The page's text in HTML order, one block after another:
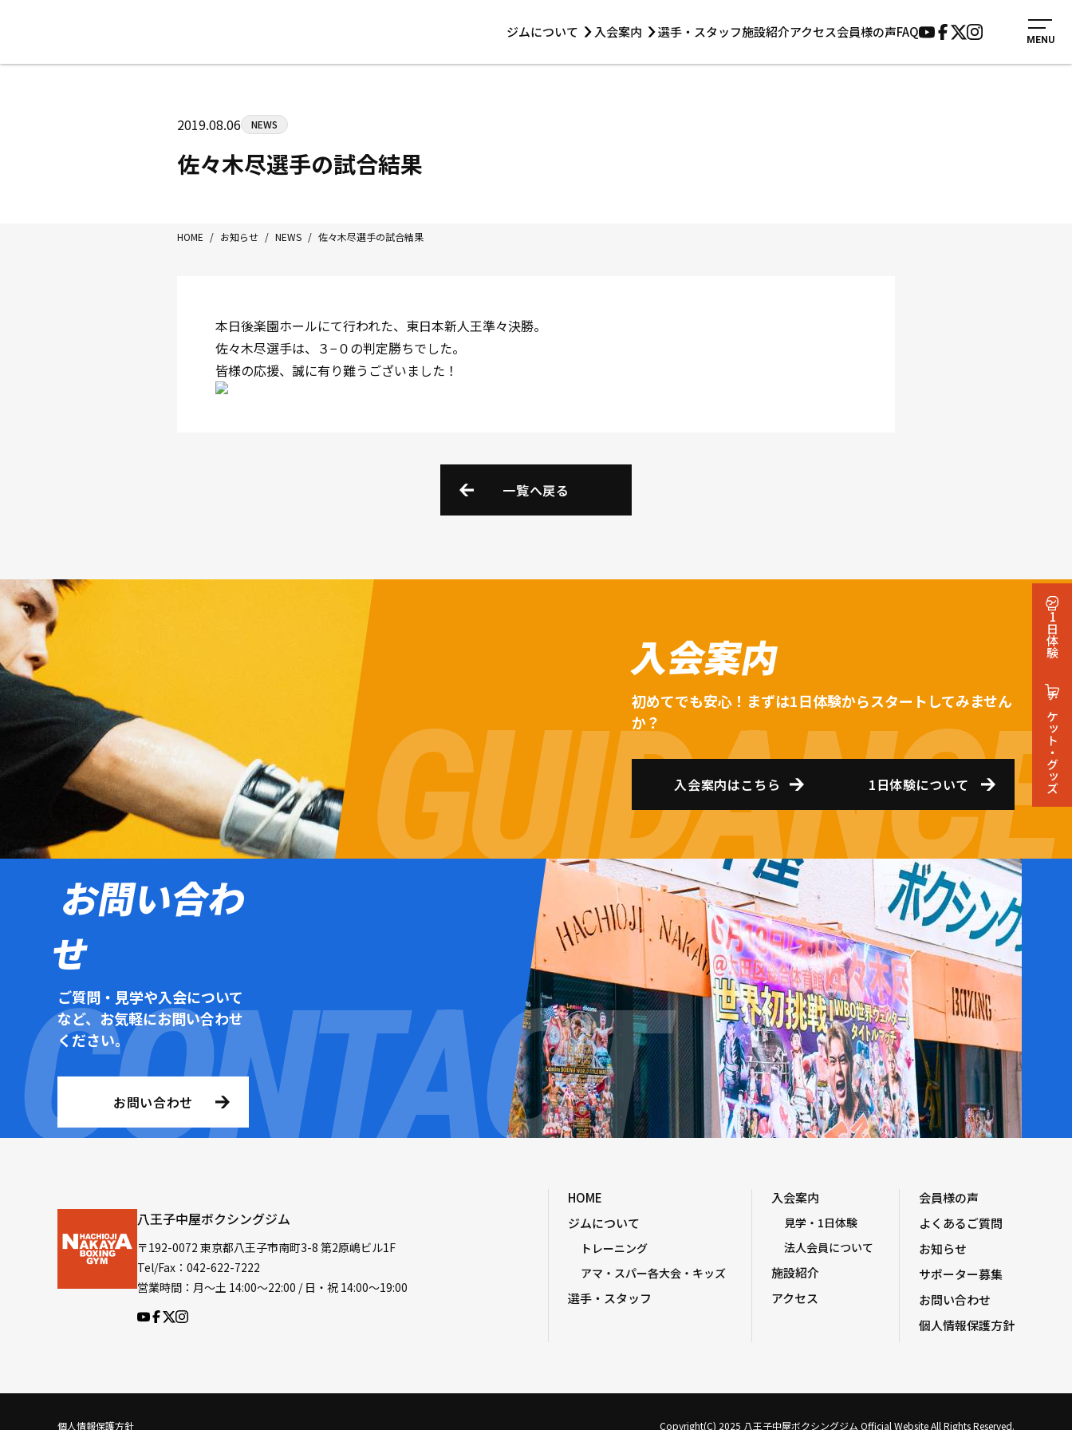
1日体験
チケット・グッズ
ジムについて 入会案内 選手・スタッフ施設紹介アクセス会員様の声FAQ MENU
Tel/Fax：042-622-7222
2019.08.06 NEWS
佐々木尽選手の試合結果
HOME / お知らせ / NEWS / 佐々木尽選手の試合結果
本日後楽園ホールにて行われた、東日本新人王準々決勝。
佐々木尽選手は、３−０の判定勝ちでした。
皆様の応援、誠に有り難うございました！
一覧へ戻る
入会案内
初めてでも安心！まずは1日体験からスタートしてみません
か？
入会案内はこちら 1日体験について
お問い合わ
せ
ご質問・見学や入会について
など、お気軽にお問い合わせ
ください。
お問い合わせ
八王子中屋ボクシングジム
〒192-0072 東京都八王子市南町3-8 第2原嶋ビル1F
Tel/Fax：042-622-7222
営業時間：月〜土 14:00〜22:00 / 日・祝 14:00〜19:00
HOME
ジムについて
トレーニング
アマ・スパー各大会・キッズ
選手・スタッフ
入会案内
見学・1日体験
法人会員について
施設紹介
アクセス
会員様の声
よくあるご質問
お知らせ
サポーター募集
お問い合わせ
個人情報保護方針
個人情報保護方針 Copyright(C) 2025 八王子中屋ボクシングジム Official Website All Rights Reserved.